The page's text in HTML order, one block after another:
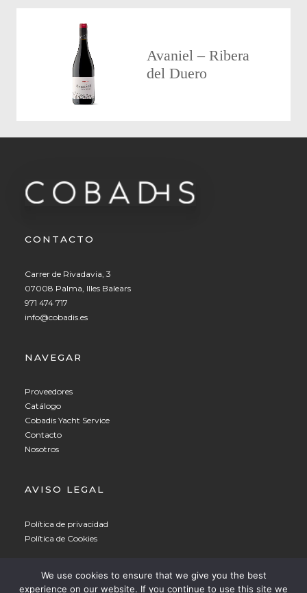
Avaniel – Ribera
del Duero
CONTACTO
Carrer de Rivadavia, 3
07008 Palma, Illes Balears
971 474 717
info@cobadis.es
NAVEGAR
Proveedores
Catálogo
Cobadis Yacht Service
Contacto
Nosotros
AVISO LEGAL
Política de privacidad
Política de Cookies
We use cookies to ensure that we give you the best
experience on our website. If you continue to use this site we